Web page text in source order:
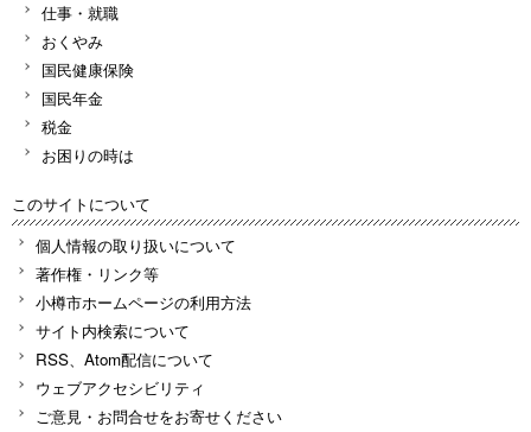
仕事・就職
おくやみ
国民健康保険
国民年金
税金
お困りの時は
このサイトについて
個人情報の取り扱いについて
著作権・リンク等
小樽市ホームページの利用方法
サイト内検索について
RSS、Atom配信について
ウェブアクセシビリティ
ご意見・お問合せをお寄せください